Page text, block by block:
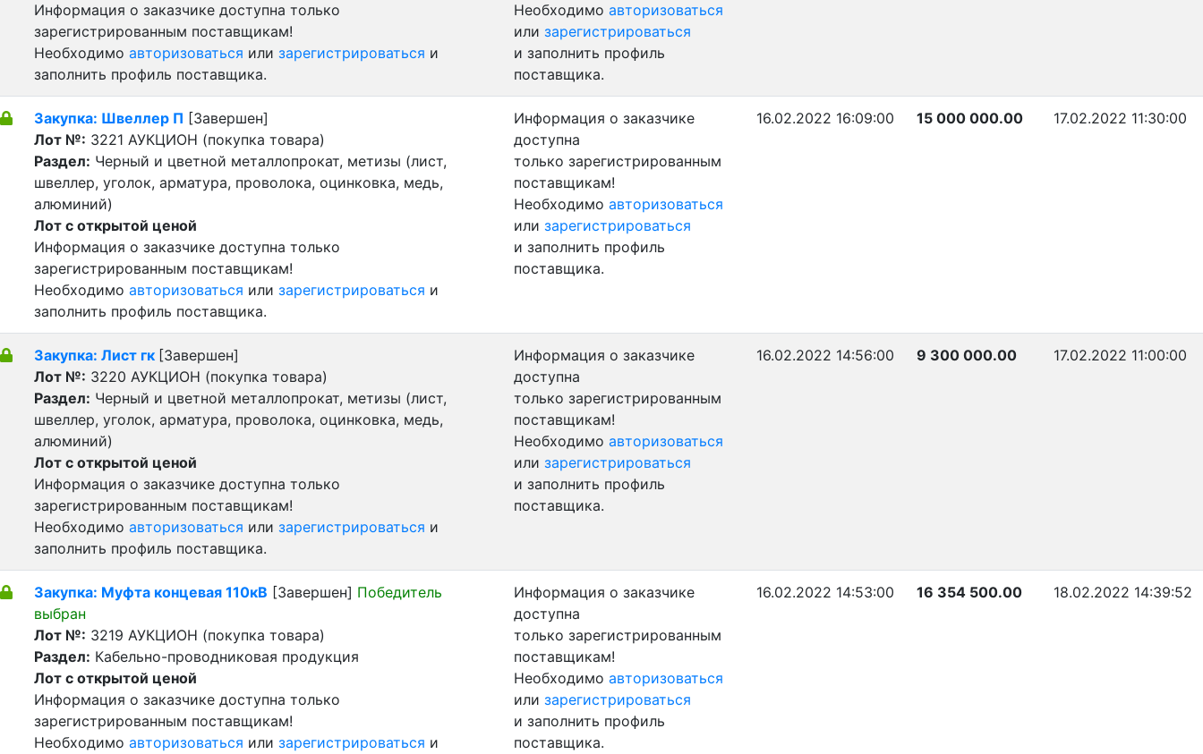
Информация о заказчике доступна только
зарегистрированным поставщикам!
Необходимо авторизоваться или зарегистрироваться и
заполнить профиль поставщика.
Необходимо авторизоваться
или зарегистрироваться
и заполнить профиль
поставщика.
Закупка: Швеллер П [Завершен]
Лот №: 3221 АУКЦИОН (покупка товара)
Раздел: Черный и цветной металлопрокат, метизы (лист,
швеллер, уголок, арматура, проволока, оцинковка, медь,
алюминий)
Лот с открытой ценой
Информация о заказчике доступна только
зарегистрированным поставщикам!
Необходимо авторизоваться или зарегистрироваться и
заполнить профиль поставщика.
Информация о заказчике
доступна
только зарегистрированным
поставщикам!
Необходимо авторизоваться
или зарегистрироваться
и заполнить профиль
поставщика.
16.02.2022 16:09:00 15 000 000.00 17.02.2022 11:30:00
Закупка: Лист гк [Завершен]
Лот №: 3220 АУКЦИОН (покупка товара)
Раздел: Черный и цветной металлопрокат, метизы (лист,
швеллер, уголок, арматура, проволока, оцинковка, медь,
алюминий)
Лот с открытой ценой
Информация о заказчике доступна только
зарегистрированным поставщикам!
Необходимо авторизоваться или зарегистрироваться и
заполнить профиль поставщика.
Информация о заказчике
доступна
только зарегистрированным
поставщикам!
Необходимо авторизоваться
или зарегистрироваться
и заполнить профиль
поставщика.
16.02.2022 14:56:00 9 300 000.00 17.02.2022 11:00:00
Закупка: Муфта концевая 110кВ [Завершен] Победитель
выбран
Лот №: 3219 АУКЦИОН (покупка товара)
Раздел: Кабельно-проводниковая продукция
Лот с открытой ценой
Информация о заказчике доступна только
зарегистрированным поставщикам!
Необходимо авторизоваться или зарегистрироваться и
Информация о заказчике
доступна
только зарегистрированным
поставщикам!
Необходимо авторизоваться
или зарегистрироваться
и заполнить профиль
поставщика.
16.02.2022 14:53:00 16 354 500.00 18.02.2022 14:39:52